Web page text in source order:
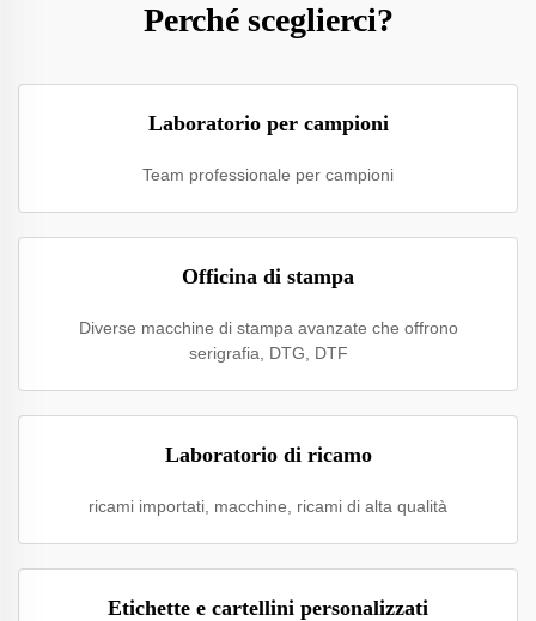
Perché sceglierci?
Laboratorio per campioni
Team professionale per campioni
Officina di stampa
Diverse macchine di stampa avanzate che offrono
serigrafia, DTG, DTF
Laboratorio di ricamo
ricami importati, macchine, ricami di alta qualità
Etichette e cartellini personalizzati